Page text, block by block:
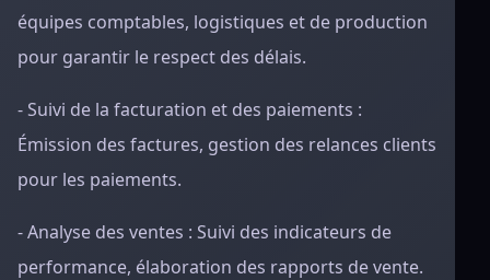
équipes comptables, logistiques et de production
pour garantir le respect des délais.
- Suivi de la facturation et des paiements :
Émission des factures, gestion des relances clients
pour les paiements.
- Analyse des ventes : Suivi des indicateurs de
performance, élaboration des rapports de vente.